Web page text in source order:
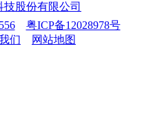
股份有限公司
粤ICP备12028978号
们 网站地图